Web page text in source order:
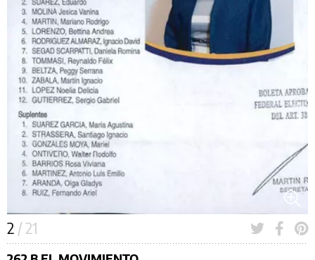
2 / 21